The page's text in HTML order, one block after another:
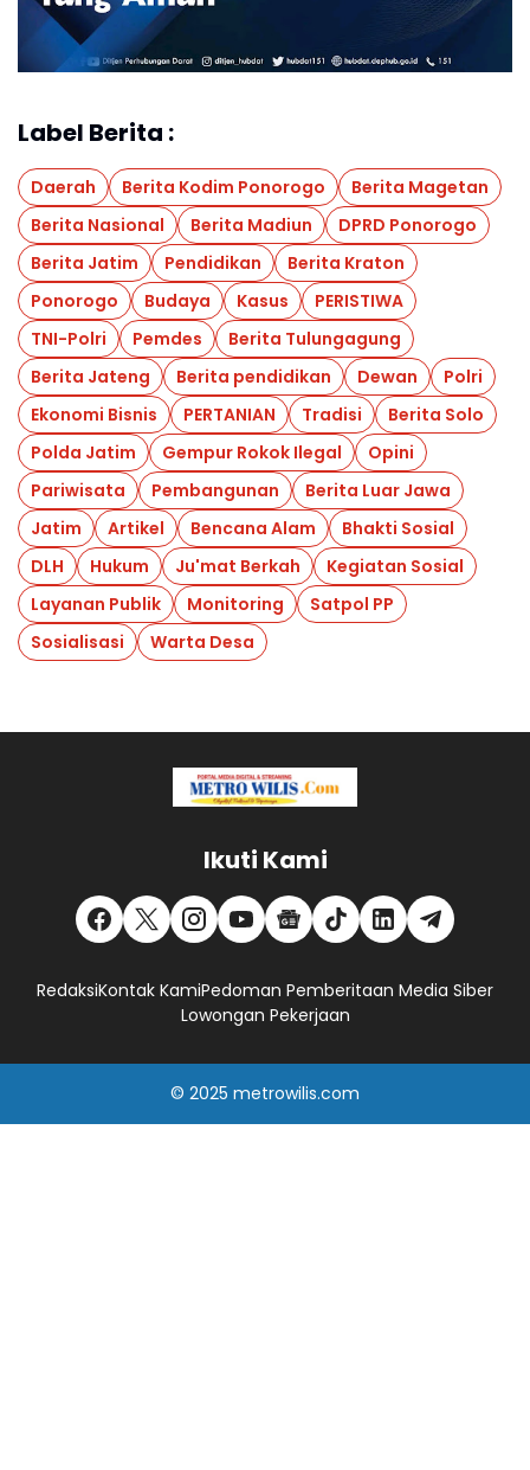
Label Berita :
Daerah Berita Kodim Ponorogo
Berita Magetan
Berita Nasional
Berita Madiun
DPRD Ponorogo
Berita Jatim
Pendidikan
Berita Kraton
Ponorogo
Budaya Kasus
PERISTIWA
TNI-Polri
Pemdes
Berita Tulungagung
Berita Jateng
Berita pendidikan Dewan
Polri
Ekonomi Bisnis
PERTANIAN Tradisi
Berita Solo
Polda Jatim
Gempur Rokok Ilegal
Opini
Pariwisata
Pembangunan
Berita Luar Jawa
Jatim
Artikel Bencana Alam
Bhakti Sosial
DLH
Hukum Ju'mat Berkah
Kegiatan Sosial
Layanan Publik
Monitoring
Satpol PP
Sosialisasi
Warta Desa
Ikuti Kami
RedaksiKontak KamiPedoman Pemberitaan Media Siber
Lowongan Pekerjaan
© 2025 metrowilis.com